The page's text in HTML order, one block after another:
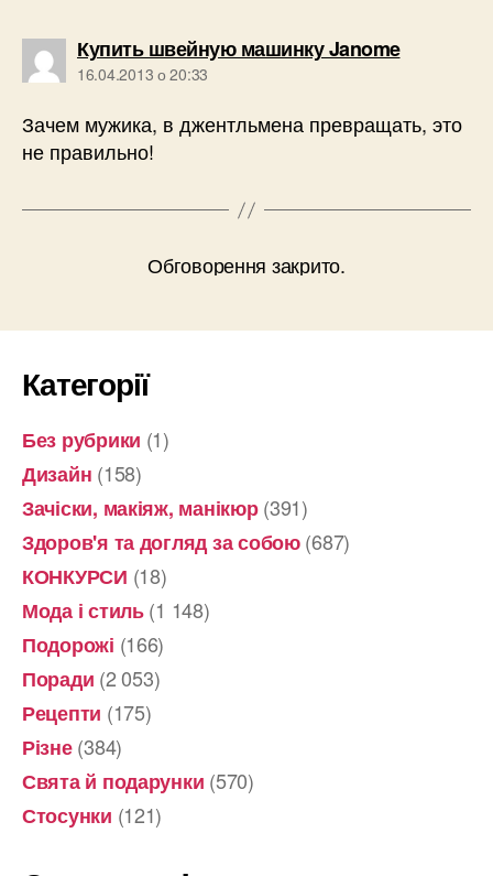
Купить швейную машинку Janomeговорить:
16.04.2013 о 20:33
Зачем мужика, в джентльмена превращать, это
не правильно!
Обговорення закрито.
Категорії
Без рубрики (1)
Дизайн (158)
Зачіски, макіяж, манікюр(391)
Здоров'я та догляд за собою(687)
КОНКУРСИ (18)
Мода і стиль(1 148)
Подорожі (166)
Поради (2 053)
Рецепти (175)
Різне(384)
Свята й подарунки (570)
Стосунки (121)